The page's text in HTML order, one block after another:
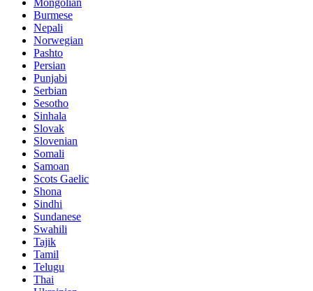
Burmese
Nepali
Norwegian
Pashto
Persian
Punjabi
Serbian
Sesotho
Sinhala
Slovak
Slovenian
Somali
Samoan
Scots Gaelic
Shona
Sindhi
Sundanese
Swahili
Tajik
Tamil
Telugu
Thai